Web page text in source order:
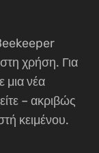
χρήση. Για
μια νέα
– ακριβώς
κειμένου.